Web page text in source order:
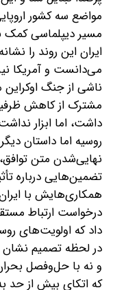
مواضع سه کشور
مسیر دیپلماسی کمک
ایران این روند را
می‌دانست و آمریکا
ناشی از جنگ اوکراین
مشترک از کاهش
داشت، اما ابزار
نهایی‌شدن متن
تضمین‌هایی درباره
همکاری‌هایش با
درخواست ارتباط
داد که اولویت‌های
در لحظه تصمیم نشان
و نه با حل‌وفصل
که اتکای بیش از حد